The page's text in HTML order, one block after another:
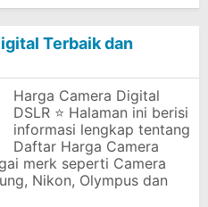
Terbaik dan
Harga Camera Digital
DSLR ⭐ Halaman ini berisi
informasi lengkap tentang
Daftar Harga Camera
merk seperti Camera
Nikon, Olympus dan